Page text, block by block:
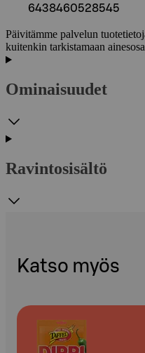
6438460528545
Päivitämme palvelun
kuitenkin tarkistamaan
Ominaisuudet
Ravintosisältö
Katso myös